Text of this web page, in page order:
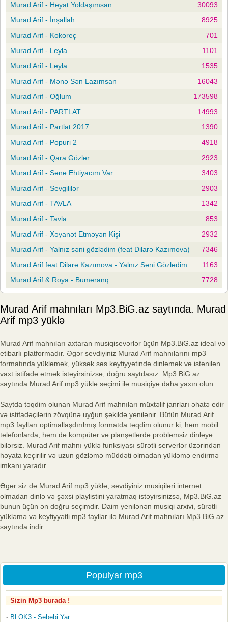
Murad Arif - Həyat Yoldaşımsan
30093
Murad Arif - İnşallah
8925
Murad Arif - Kokoreç
701
Murad Arif - Leyla
1101
Murad Arif - Leyla
1535
Murad Arif - Mənə Sən Lazımsan
16043
Murad Arif - Oğlum
173598
Murad Arif - PARTLAT
14993
Murad Arif - Partlat 2017
1390
Murad Arif - Popuri 2
4918
Murad Arif - Qara Gözlər
2923
Murad Arif - Sənə Ehtiyacım Var
3403
Murad Arif - Sevgililər
2903
Murad Arif - TAVLA
1342
Murad Arif - Tavla
853
Murad Arif - Xəyanət Etməyən Kişi
2932
Murad Arif - Yalnız səni gözlədim (feat Dilarə Kazımova)
7346
Murad Arif feat Dilarə Kazımova - Yalnız Səni Gözlədim
1163
Murad Arif & Roya - Bumeranq
7728
Murad Arif mahnıları Mp3.BiG.az saytında. Murad
Arif mp3 yüklə
Murad Arif mahnıları axtaran musiqisevərlər üçün Mp3.BiG.az ideal və
etibarlı platformadır. Əgər sevdiyiniz Murad Arif mahnılarını mp3
formatında yükləmək, yüksək səs keyfiyyətində dinləmək və istənilən
vaxt istifadə etmək istəyirsinizsə, doğru saytdasız. Mp3.BiG.az
saytında Murad Arif mp3 yüklə seçimi ilə musiqiyə daha yaxın olun.
Saytda təqdim olunan Murad Arif mahnıları müxtəlif janrları əhatə edir
və istifadəçilərin zövqünə uyğun şəkildə yenilənir. Bütün Murad Arif
mp3 faylları optimallaşdırılmış formatda təqdim olunur ki, həm mobil
telefonlarda, həm də kompüter və planşetlərdə problemsiz dinləyə
bilərsiz. Murad Arif mahnı yüklə funksiyası sürətli serverlər üzərindən
həyata keçirilir və uzun gözləmə müddəti olmadan yükləmə endirmə
imkanı yaradır.
Əgər siz də Murad Arif mp3 yüklə, sevdiyiniz musiqiləri internet
olmadan dinlə və şəxsi playlistini yaratmaq istəyirsinizsə, Mp3.BiG.az
bunun üçün ən doğru seçimdir. Daim yenilənən musiqi arxivi, sürətli
yükləmə və keyfiyyətli mp3 fayllar ilə Murad Arif mahnıları Mp3.BiG.az
saytında indir
Populyar mp3
Sizin Mp3 burada !
BLOK3 - Sebebi Yar